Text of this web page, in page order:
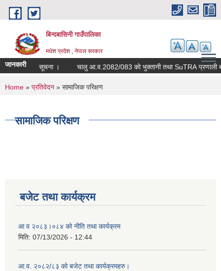
Skip to main content
बिन्दबासिनी गाउँपालिका
मधेश प्रदेश , नेपाल सरकार
जानकारी सूचना । चालु आ.व.2082/083 को
You are here
Home » प्रतिवेदन » सामाजिक परिक्षण
सामाजिक परिक्षण
बजेट तथा कार्यक्रम
आ व २०८३।०८४ को नीति तथा कार्यक्रम
मिति: 07/13/2026 - 12:44
आ.व. २०८२/८३ को बजेट तथा कार्यक्रमहरु।